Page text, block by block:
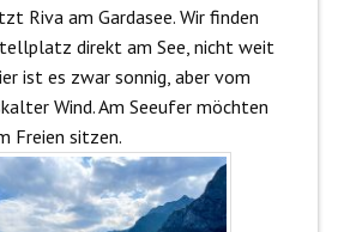
Riva am Gardasee. Wir finden
direkt am See, nicht weit
ist es zwar sonnig, aber vom
Wind. Am Seeufer möchten
Freien sitzen.